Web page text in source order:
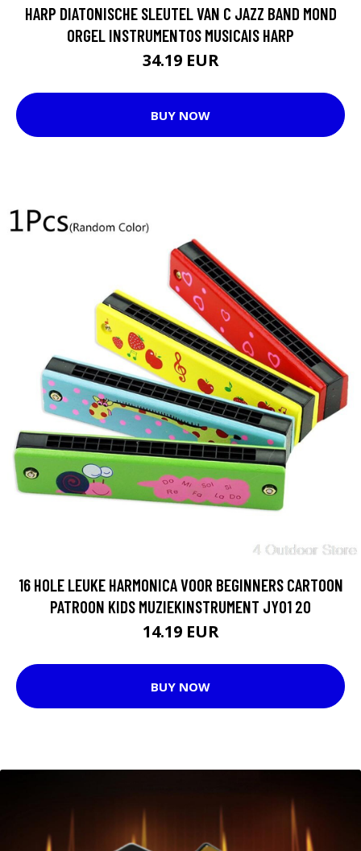
HARP DIATONISCHE SLEUTEL VAN C JAZZ BAND MOND
ORGEL INSTRUMENTOS MUSICAIS HARP
34.19 EUR
BUY NOW
16 HOLE LEUKE HARMONICA VOOR BEGINNERS CARTOON
PATROON KIDS MUZIEKINSTRUMENT JY01 20
14.19 EUR
BUY NOW